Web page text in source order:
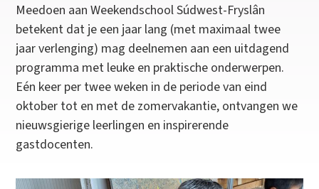
Meedoen aan Weekendschool Súdwest-Fryslân
betekent dat je een jaar lang (met maximaal twee
jaar verlenging) mag deelnemen aan een uitdagend
programma met leuke en praktische onderwerpen.
Eén keer per twee weken in de periode van eind
oktober tot en met de zomervakantie, ontvangen we
nieuwsgierige leerlingen en inspirerende
gastdocenten.